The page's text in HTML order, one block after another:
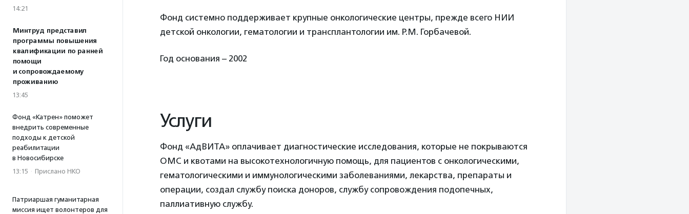
14:21
Минтруд представил
программы повышения
квалификации по ранней
помощи
и сопровождаемому
проживанию
13:45
Фонд «Катрен» поможет
внедрить современные
подходы к детской
реабилитации
в Новосибирске
13:15 · Прислано НКО
Патриаршая гуманитарная
миссия ищет волонтеров для
Фонд системно поддерживает крупные онкологические центры, прежде всего НИИ
детской онкологии, гематологии и трансплантологии им. Р.М. Горбачевой.
Год основания – 2002
Услуги
Фонд «АдВИТА» оплачивает диагностические исследования, которые не покрываются
ОМС и квотами на высокотехнологичную помощь, для пациентов с онкологическими,
гематологическими и иммунологическими заболеваниями, лекарства, препараты и
операции, создал службу поиска доноров, службу сопровождения подопечных,
паллиативную службу.